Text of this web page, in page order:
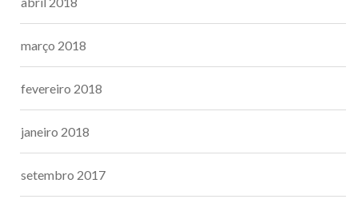
março 2018
fevereiro 2018
janeiro 2018
setembro 2017